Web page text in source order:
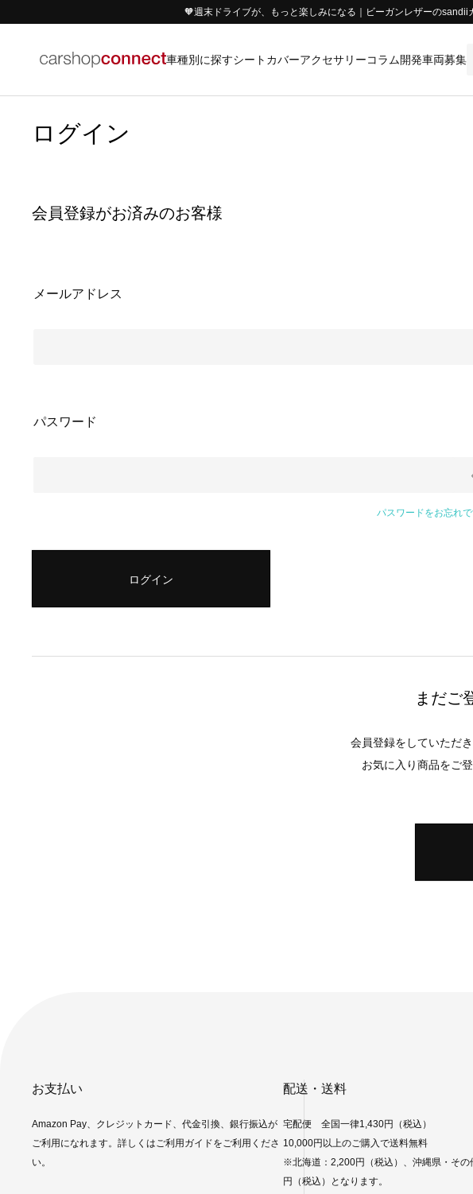
🧡週末ドライブが、もっと楽しみになる｜ビーガンレザーの
車種別に探すシートカバーアクセサリーコラム開発車両募集
ログイン
会員登録がお済みのお客様
メールアドレス
パスワード
ログイン
パスワードをお忘れで
まだご
会員登録をしていただ
お気に入り商品をご
お支払い
Amazon Pay、クレジットカード、代金引換、銀行振込が
ご利用になれます。詳しくはご利用ガイドをご利用くださ
い。
配送・送料
宅配便 全国一律1,430円（税込）
10,000円以上のご購入で送料無料
※北海道：2,200円（税込）、沖縄県・その
円（税込）となります。